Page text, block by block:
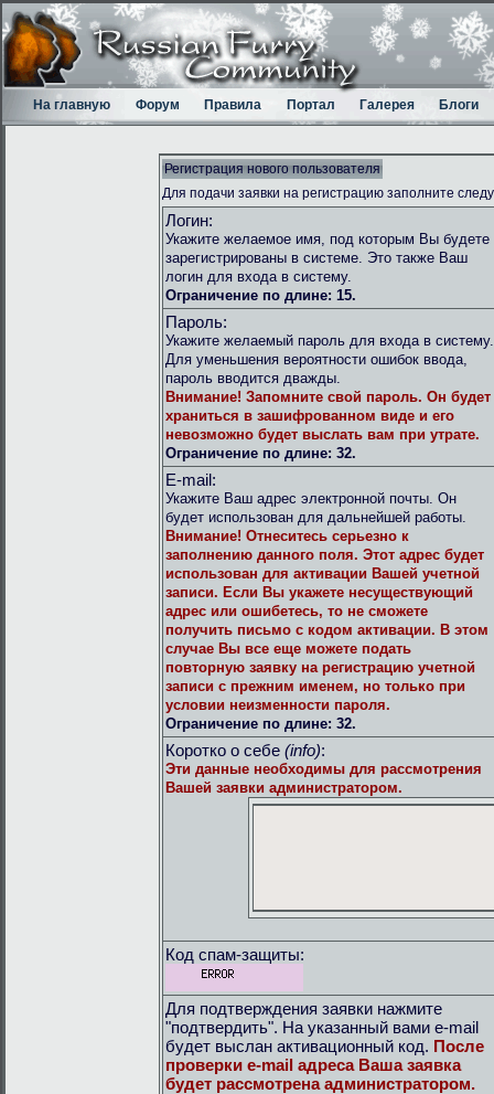
На главную Форум Правила Портал Галерея Блоги
Регистрация нового пользователя
Для подачи заявки на регистрацию заполните
Логин:
Укажите желаемое имя, под которым Вы будете
зарегистрированы в системе. Это также Ваш
логин для входа в систему.
Ограничение по длине: 15.
Пароль:
Укажите желаемый пароль для входа в систему.
Для уменьшения вероятности ошибок ввода,
пароль вводится дважды.
Внимание! Запомните свой пароль. Он будет
храниться в зашифрованном виде и его
невозможно будет выслать вам при утрате.
Ограничение по длине: 32.
E-mail:
Укажите Ваш адрес электронной почты. Он
будет использован для дальнейшей работы.
Внимание! Отнеситесь серьезно к
заполнению данного поля. Этот адрес будет
использован для активации Вашей учетной
записи. Если Вы укажете несуществующий
адрес или ошибетесь, то не сможете
получить письмо с кодом активации. В этом
случае Вы все еще можете подать
повторную заявку на регистрацию учетной
записи с прежним именем, но только при
условии неизменности пароля.
Ограничение по длине: 32.
Коротко о себе (info):
Эти данные необходимы для рассмотрения
Вашей заявки администратором.
Код спам-защиты:
Для подтверждения заявки нажмите
"подтвердить". На указанный вами e-mail
будет выслан активационный код. После
проверки e-mail адреса Ваша заявка
будет рассмотрена администратором.